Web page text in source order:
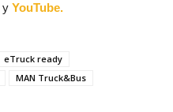
y YouTube.
eTruck ready
MAN Truck&Bus